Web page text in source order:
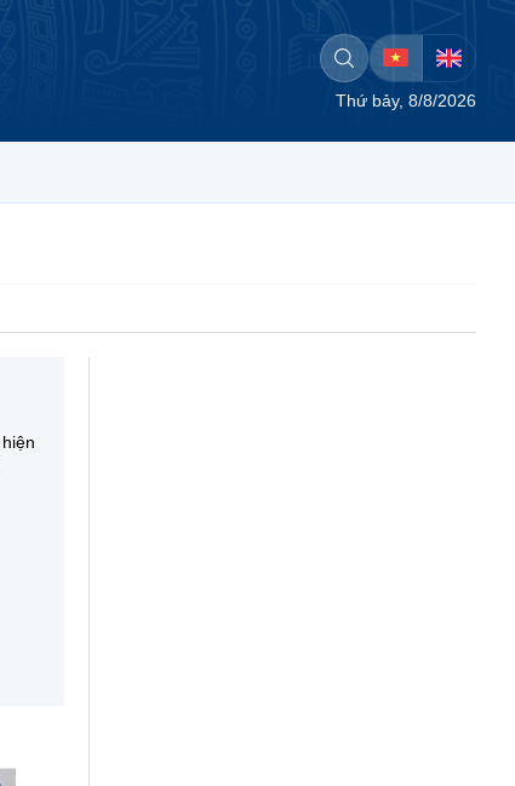
Thứ bảy, 8/8/2026